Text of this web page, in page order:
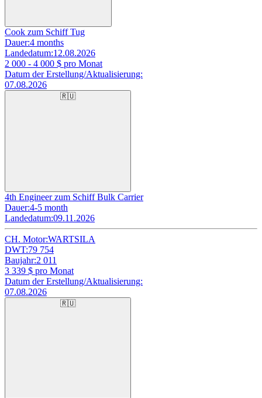
Cook zum Schiff Tug
Dauer:4 months
Landedatum:12.08.2026
2 000 - 4 000 $ pro Monat
Datum der Erstellung/Aktualisierung:
07.08.2026
🇷🇺
4th Engineer zum Schiff Bulk Carrier
Dauer:4-5 month
Landedatum:09.11.2026
CH. Motor:WARTSILA
DWT:79 754
Baujahr:2 011
3 339 $ pro Monat
Datum der Erstellung/Aktualisierung:
07.08.2026
🇷🇺